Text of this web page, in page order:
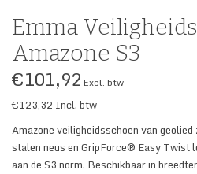
Emma
Amazone S3
€101,92 Excl. btw
€123,32 Incl. btw
Amazone veiligheidsschoen van
stalen neus en GripForce® Easy Twist
aan de S3 norm. Beschikbaar in